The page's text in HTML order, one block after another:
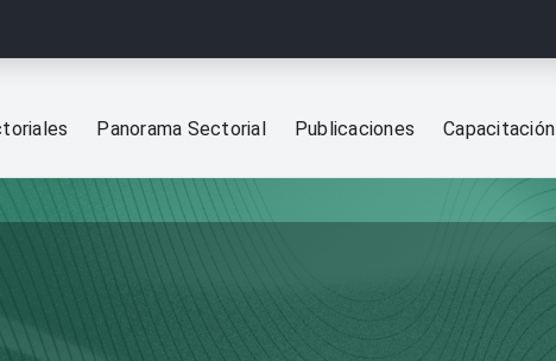
Panorama Sectorial Publicaciones Capacitación